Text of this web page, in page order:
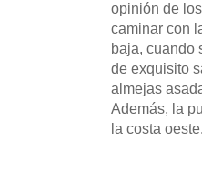
opinión de
caminar con
baja, cuando
de exquisito
almejas
Además, la
la costa oeste.